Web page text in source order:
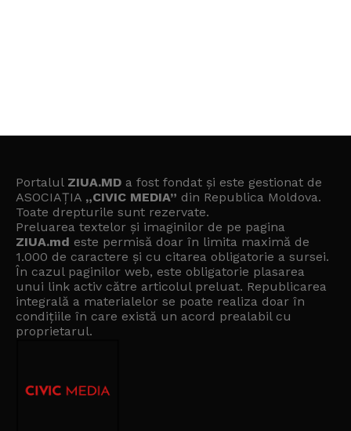
Portalul ZIUA.MD a fost fondat și este gestionat de
ASOCIAȚIA „CIVIC MEDIA” din Republica Moldova.
Toate drepturile sunt rezervate.
Preluarea textelor și imaginilor de pe pagina
ZIUA.md este permisă doar în limita maximă de
1.000 de caractere și cu citarea obligatorie a sursei.
În cazul paginilor web, este obligatorie plasarea
unui link activ către articolul preluat. Republicarea
integrală a materialelor se poate realiza doar în
condițiile în care există un acord prealabil cu
proprietarul.